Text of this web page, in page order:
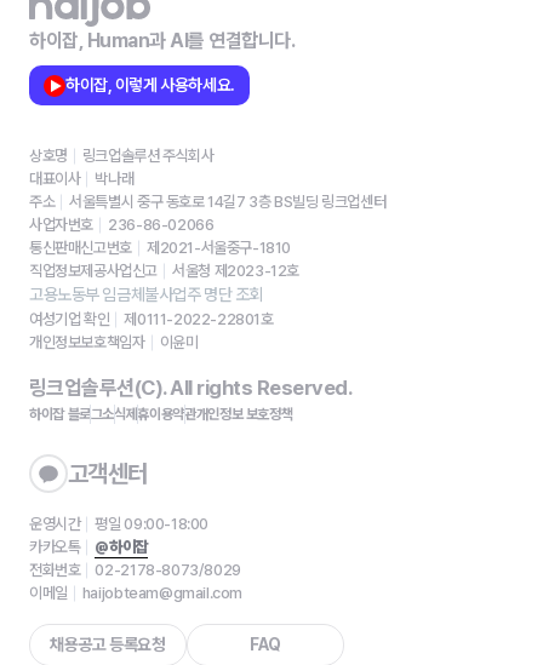
하이잡, Human과 AI를 연결합니다.
하이잡, 이렇게 사용하세요.
상호명
링크업솔루션 주식회사
대표이사
박나래
주소
서울특별시 중구 동호로 14길7 3층 BS빌딩 링크업센터
사업자번호
236-86-02066
통신판매신고번호
제2021-서울중구-1810
직업정보제공사업신고
서울청 제2023-12호
고용노동부 임금체불사업주 명단 조회
여성기업 확인
제0111-2022-22801호
개인정보보호책임자
이윤미
링크업솔루션(C). All rights Reserved.
하이잡 블로그소식제휴이용약관개인정보 보호정책
고객센터
운영시간
평일 09:00-18:00
카카오톡
@하이잡
전화번호
02-2178-8073/8029
이메일
haijobteam@gmail.com
채용공고 등록요청 FAQ